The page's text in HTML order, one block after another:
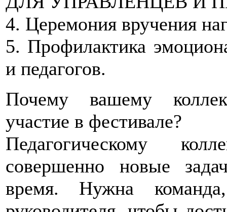
4. Церемония вручения
5. Профилактика
и педагогов.
Почему вашему
участие в фестивале?
Педагогическому
совершенно новые
время. Нужна